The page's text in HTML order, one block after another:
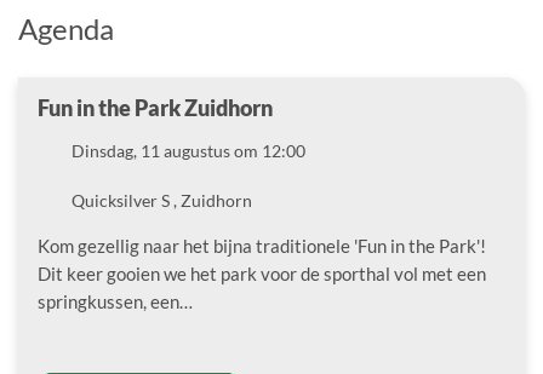
Agenda
Fun in the Park Zuidhorn
DatumDinsdag, 11 augustus om 12:00
LocatieQuicksilver S , Zuidhorn
Kom gezellig naar het bijna traditionele 'Fun in the Park'!
Dit keer gooien we het park voor de sporthal vol met een
springkussen, een…